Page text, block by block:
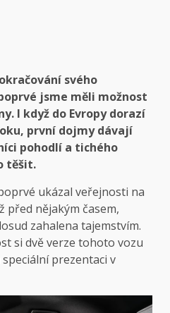
svého
jsme měli možnost
I když do Evropy dorazí
první dojmy dávají
pohodlí a tichého
těšit.
ukázal veřejnosti na
před nějakým časem,
zahalena tajemstvím.
si dvě verze tohoto vozu
prezentaci v